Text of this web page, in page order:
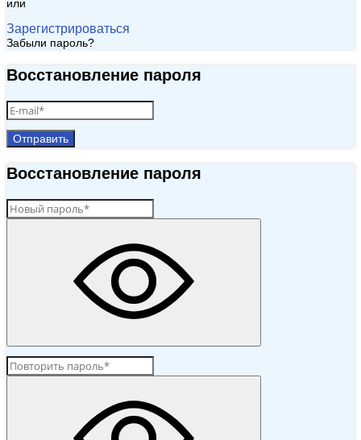
или
Зарегистрироваться
Забыли пароль?
Восстановление пароля
Отправить
Восстановление пароля